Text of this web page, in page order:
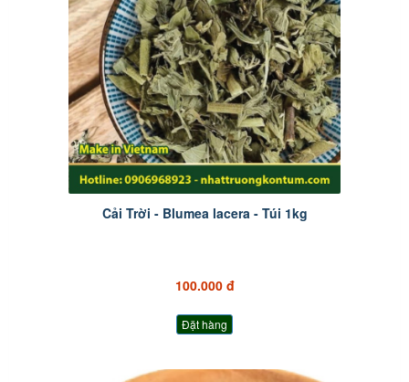
Cải Trời - Blumea lacera - Túi 1kg
100.000 đ
Đặt hàng